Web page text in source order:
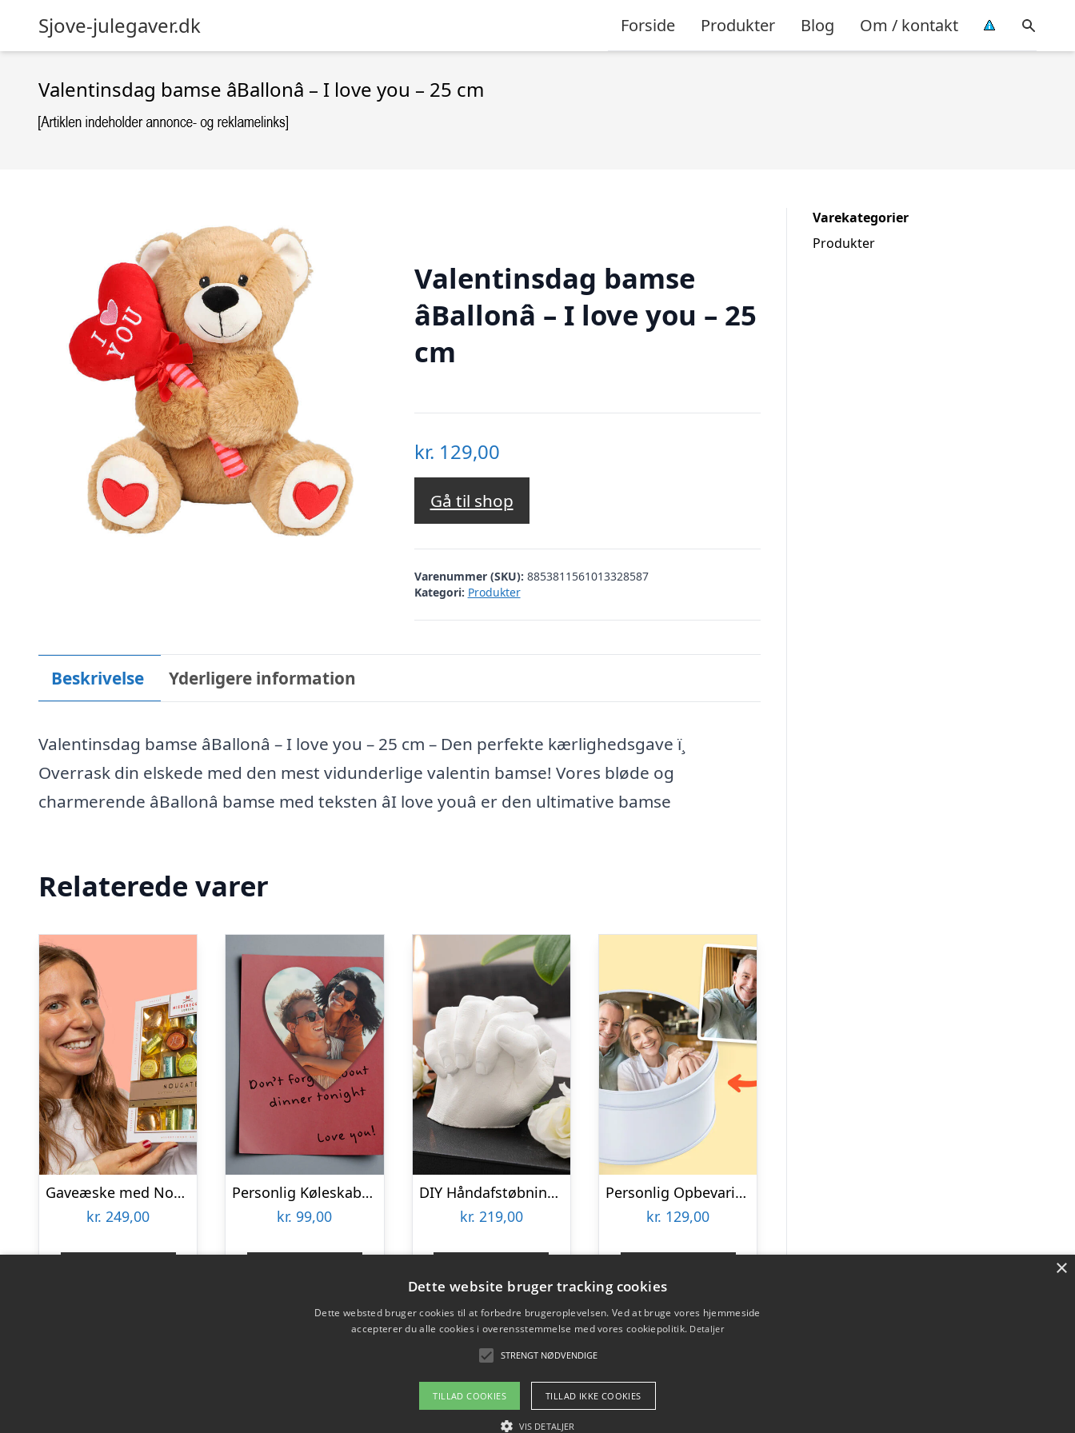
Sjove-julegaver.dk Forside Produkter Blog Om / kontakt
Valentinsdag bamse âBallonâ – I love you – 25 cm
Valentinsdag bamse
âBallonâ – I love you – 25
cm
kr. 129,00
Gå til shop
Varenummer (SKU): 8853811561013328587
Kategori: Produkter
Beskrivelse Yderligere information
Valentinsdag bamse âBallonâ – I love you – 25 cm – Den perfekte kærlighedsgave ï¸
Overrask din elskede med den mest vidunderlige valentin bamse! Vores bløde og
charmerende âBallonâ bamse med teksten âI love youâ er den ultimative bamse
Relaterede varer
Gaveæske med Nougat – Niederegger
kr. 249,00
Personlig Køleskabsmagnet med Foto – Hjerte
kr. 99,00
DIY Håndafstøbningskit – Spralla
kr. 219,00
Gå til shop
Personlig Opbevaringsboks i Metal med Billede – Rund
kr. 129,00
Gå til shop
Varekategorier
Produkter
×
Dette website bruger tracking cookies
Dette websted bruger cookies til at forbedre brugeroplevelsen. Ved at bruge vores hjemmeside
accepterer du alle cookies i overensstemmelse med vores cookiepolitik. Detaljer
STRENGT NØDVENDIGE
TILLAD COOKIES TILLAD IKKE COOKIES
VIS DETALJER